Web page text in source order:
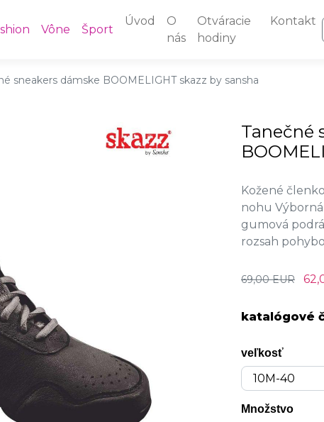
Vône Šport
Úvod
O
nás
Otváracie
hodiny
Kontakt
sneakers dámske BOOMELIGHT skazz by sansha
Tanečné
Kožené
nohu
gumová
rozsah
69,00 EUR
katalógové
veľkosť
Množstvo